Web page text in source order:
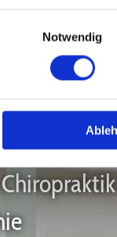
Notwendig